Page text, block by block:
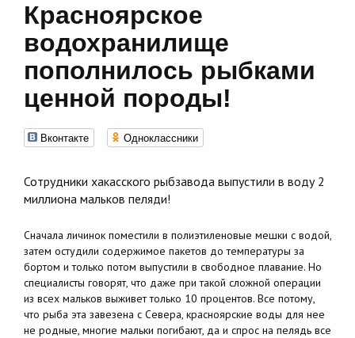
Красноярское
водохранилище
пополнилось рыбками
ценной породы!
Вконтакте Одноклассники
Сотрудники хакасского рыбзавода выпустили в воду 2
миллиона мальков пеляди!
Сначала личинок поместили в полиэтиленовые мешки с водой,
затем остудили содержимое пакетов до температуры за
бортом и только потом выпустили в свободное плавание. Но
специалисты говорят, что даже при такой сложной операции
из всех мальков выживет только 10 процентов. Все потому,
что рыба эта завезена с Севера, красноярские воды для нее
не родные, многие мальки погибают, да и спрос на пелядь все